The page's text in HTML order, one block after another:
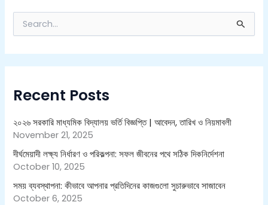
e
f
r
:
Recent Posts
২০২৬ সরকারি মাধ্যমিক বিদ্যালয় ভর্তি বিজ্ঞপ্তি | আবেদন, তারিখ ও নিয়মাবলী
November 21, 2025
দীর্ঘমেয়াদী লক্ষ্য নির্ধারণ ও পরিকল্পনা: সফল জীবনের পথে সঠিক দিকনির্দেশনা
October 10, 2025
সময় ব্যবস্থাপনা: কীভাবে আপনার প্রতিদিনের কাজগুলো সুচারুভাবে সাজাবেন
October 6, 2025